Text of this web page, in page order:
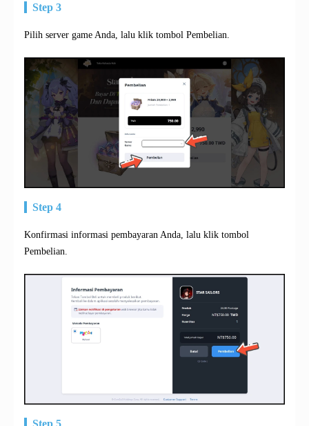
Step 3
Pilih server game Anda, lalu klik tombol Pembelian.
Step 4
Konfirmasi informasi pembayaran Anda, lalu klik tombol
Pembelian.
Step 5